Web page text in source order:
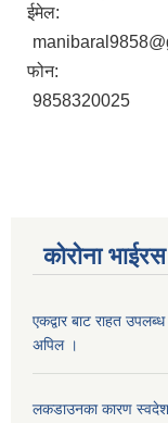
ईमेल:
फोन:
9858320025
कोरोना
एकद्वार बाट राहत
अपिल ।
लकडाउनका कारण स्वदेश